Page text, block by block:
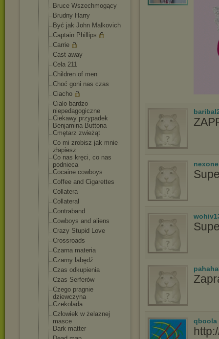
Bruce Wszechmogący
Brudny Harry
Być jak John Malkovich
Captain Phillips
Carrie
Cast away
Cela 211
Children of men
Choć goni nas czas
Ciacho
Cialo bardzo
niepedagogiczne
Ciekawy przypadek
Benjamina Buttona
Cmętarz zwieżąt
Co mi zrobisz jak mnie
złapiesz
Co nas kręci, co nas
podnieca
Cocaine cowboys
Coffee and Cigarettes
Collatera
Collateral
Contraband
Cowboys and aliens
Crazy Stupid Love
Crossroads
Czarna materia
Czarny łabędź
Czas odkupienia
Czas Serferów
Czego pragnie
dziewczyna
Czekolada
Człowiek w żelaznej
masce
Dark matter
qboola